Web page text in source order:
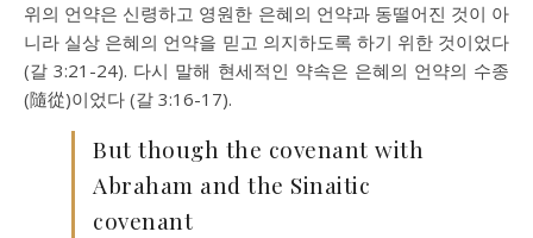
위의 언약은 신령하고 영원한 은혜의 언약과 동떨어진 것이 아
니라 실상 은혜의 언약을 믿고 의지하도록 하기 위한 것이었다
(갈 3:21-24). 다시 말해 현세적인 약속은 은혜의 언약의 수종
(隨從)이었다 (갈 3:16-17).
But though the covenant with
Abraham and the Sinaitic
covenant